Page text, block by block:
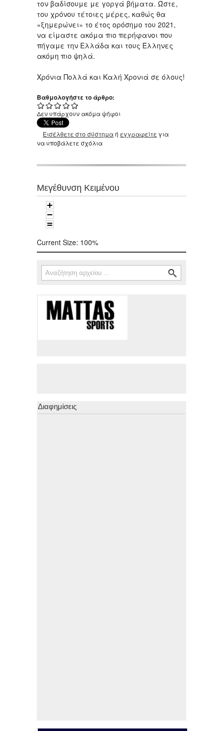
τον βαδίσουμε με γοργά βήματα. Ώστε,
του χρόνου τέτοιες μέρες, καθώς θα
«ξημερώνει» το έτος ορόσημο του 2021,
να είμαστε ακόμα πιο περήφανοι που
πήγαμε την Ελλάδα και τους Έλληνες
ακόμη πιο ψηλά.
Χρόνια Πολλά και Καλή Χρονιά σε όλους!
Βαθμολογήστε το άρθρο:
Δεν υπάρχουν ακόμα ψήφοι
Εισέλθετε στο σύστημαή εγγραφείτε για
να υποβάλετε σχόλια
Μεγέθυνση Κειμένου
Current Size: 100%
Φόρμα αναζήτησης
Αναζήτηση
Διαφημίσεις